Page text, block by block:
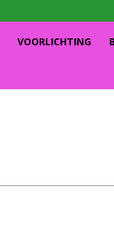
VOORLICHTING